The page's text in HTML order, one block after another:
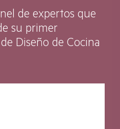
de expertos que
su primer
Diseño de Cocina